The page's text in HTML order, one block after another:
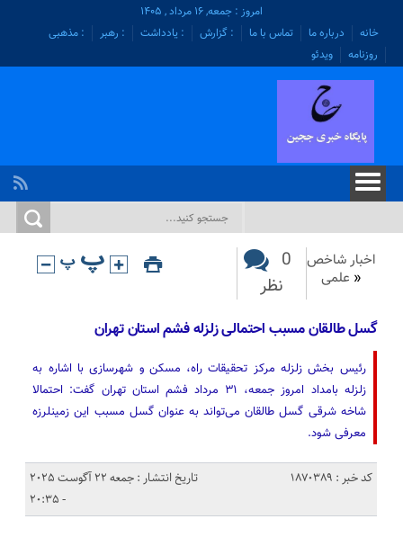
امروز : جمعه, ۱۶ مرداد , ۱۴۰۵
خانه
درباره ما تماس با ما : گزارش : یادداشت : رهبر
: مذهبی
روزنامه
ویدئو
اخبار شاخص
« علمی
0
نظر
گسل طالقان مسبب احتمالی زلزله فشم استان تهران
رئیس بخش زلزله مرکز تحقیقات راه، مسکن و شهرسازی با اشاره به
زلزله بامداد امروز جمعه، ۳۱ مرداد فشم استان تهران گفت: احتمالا
شاخه شرقی گسل طالقان می‌تواند به عنوان گسل مسبب این زمینلرزه
معرفی شود.
کد خبر : 1870389
تاریخ انتشار : جمعه 22 آگوست 2025
- 20:35